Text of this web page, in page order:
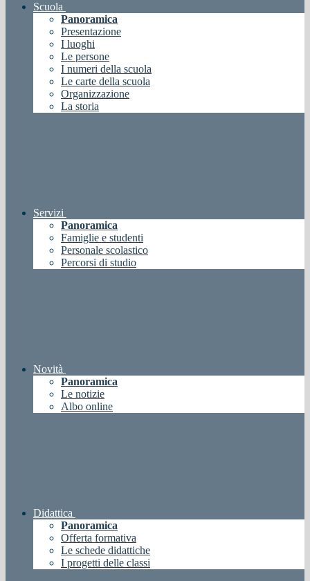
Scuola
Panoramica
Presentazione
I luoghi
Le persone
I numeri della scuola
Le carte della scuola
Organizzazione
La storia
Servizi
Panoramica
Famiglie e studenti
Personale scolastico
Percorsi di studio
Novità
Panoramica
Le notizie
Albo online
Didattica
Panoramica
Offerta formativa
Le schede didattiche
I progetti delle classi